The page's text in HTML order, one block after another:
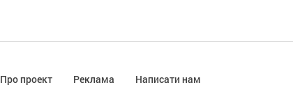
Про проект Реклама Написати нам